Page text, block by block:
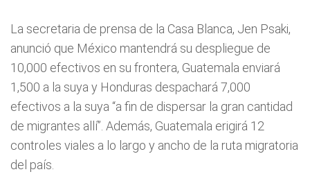
La secretaria de prensa de la Casa Blanca, Jen Psaki,
anunció que México mantendrá su despliegue de
10,000 efectivos en su frontera, Guatemala enviará
1,500 a la suya y Honduras despachará 7,000
efectivos a la suya “a fin de dispersar la gran cantidad
de migrantes allí”. Además, Guatemala erigirá 12
controles viales a lo largo y ancho de la ruta migratoria
del país.